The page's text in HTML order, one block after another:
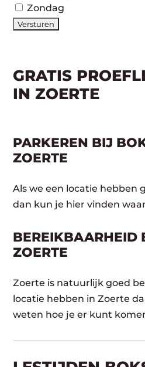
Zondag
GRATIS
IN ZOERTE
PARKEREN BIJ
ZOERTE
Als we een locatie hebben
dan kun je hier vinden
BEREIKBAARHEID
ZOERTE
Zoerte is natuurlijk goed
locatie hebben in Zoerte
weten hoe je er kunt